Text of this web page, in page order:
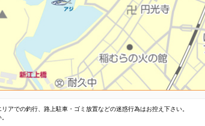
アでの釣行、路上駐車・ゴミ放置などの迷惑行為はお控え下さい。